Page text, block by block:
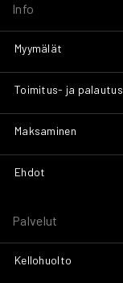
Info
Myymälät
Toimitus- ja palautus
Maksaminen
Ehdot
Palvelut
Kellohuolto